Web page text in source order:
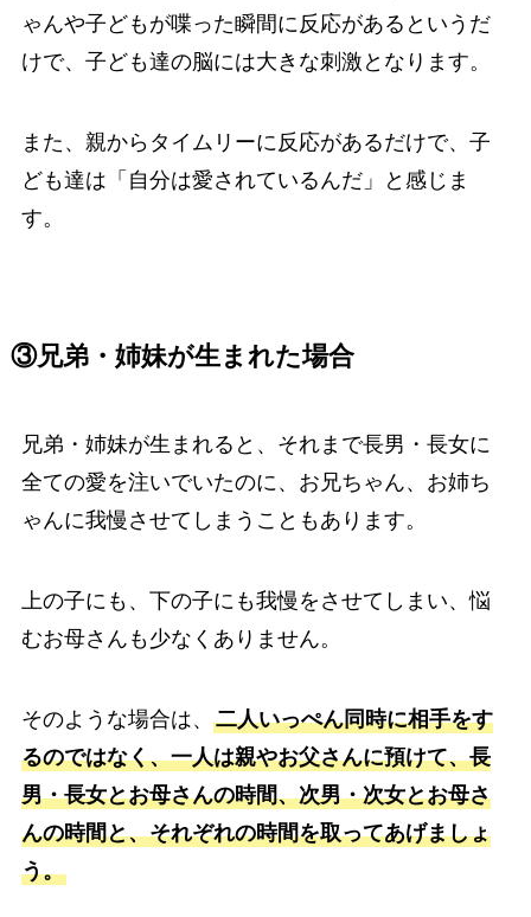
ゃんや子どもが喋った瞬間に反応があるというだ
けで、子ども達の脳には大きな刺激となります。
また、親からタイムリーに反応があるだけで、子
ども達は「自分は愛されているんだ」と感じま
す。
③兄弟・姉妹が生まれた場合
兄弟・姉妹が生まれると、それまで長男・長女に
全ての愛を注いでいたのに、お兄ちゃん、お姉ち
ゃんに我慢させてしまうこともあります。
上の子にも、下の子にも我慢をさせてしまい、悩
むお母さんも少なくありません。
そのような場合は、 二人いっぺん同時に相手をす
るのではなく、一人は親やお父さんに預けて、長
男・長女とお母さんの時間、次男・次女とお母さ
んの時間と、それぞれの時間を取ってあげましょ
う。